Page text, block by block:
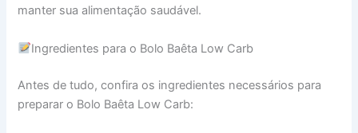
manter sua alimentação saudável.
Ingredientes para o Bolo Baêta Low Carb
Antes de tudo, confira os ingredientes necessários para
preparar o Bolo Baêta Low Carb: